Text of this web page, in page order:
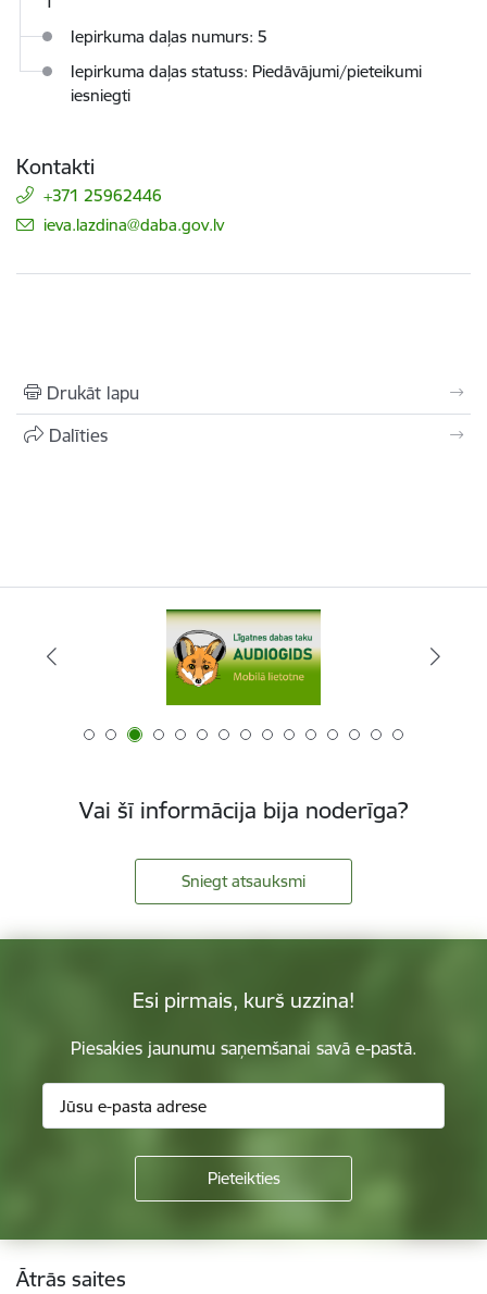
Iepirkuma daļas numurs: 5
Iepirkuma daļas statuss: Piedāvājumi/pieteikumi
iesniegti
Kontakti
+371 25962446
E-pasts:
ieva.lazdina@daba.gov.lv
Drukāt lapu
Dalīties
Vai šī informācija bija noderīga?
Sniegt atsauksmi
Esi pirmais, kurš uzzina!
Piesakies jaunumu saņemšanai savā e-pastā.
Kājene
Ātrās saites